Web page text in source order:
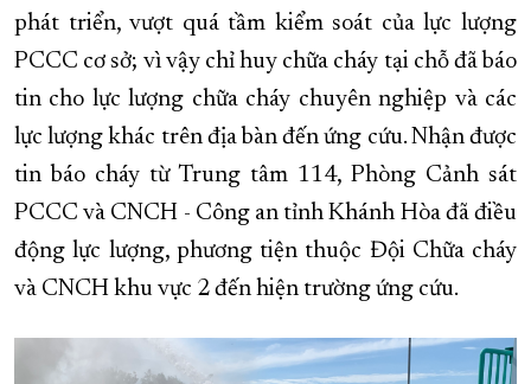
phát triển, vượt quá tầm kiểm soát của lực lượng
PCCC cơ sở; vì vậy chỉ huy chữa cháy tại chỗ đã báo
tin cho lực lượng chữa cháy chuyên nghiệp và các
lực lượng khác trên địa bàn đến ứng cứu. Nhận được
tin báo cháy từ Trung tâm 114, Phòng Cảnh sát
PCCC và CNCH - Công an tỉnh Khánh Hòa đã điều
động lực lượng, phương tiện thuộc Đội Chữa cháy
và CNCH khu vực 2 đến hiện trường ứng cứu.